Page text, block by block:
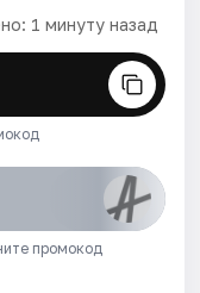
1 минуту назад
промокод